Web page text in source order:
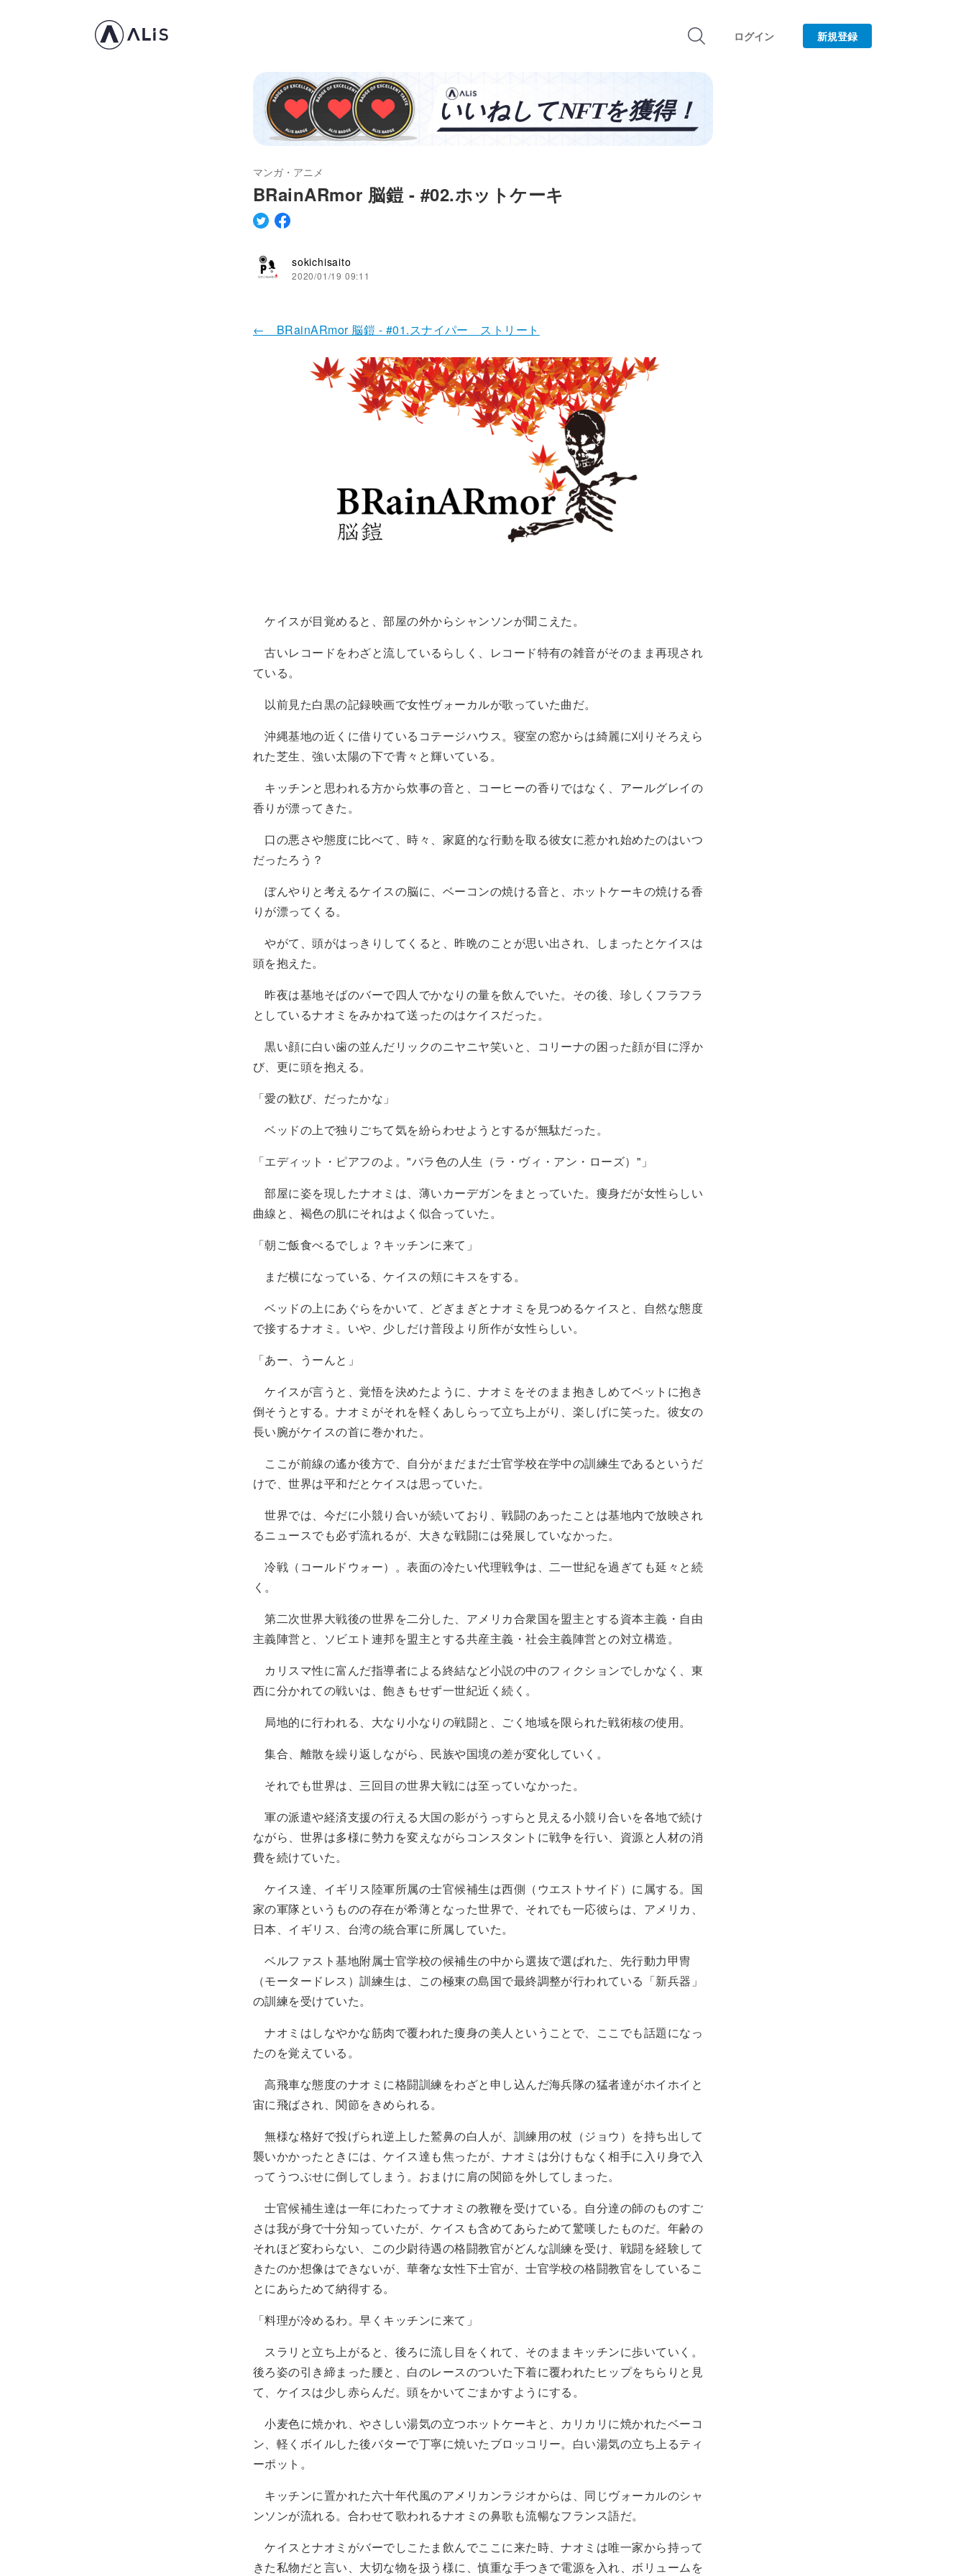
ログイン 新規登録
マンガ・アニメ
BRainARmor 脳鎧 - #02.ホットケーキ
sokichisaito
2020/01/19 09:11
← BRainARmor 脳鎧 - #01.スナイパー ストリート
ケイスが目覚めると、部屋の外からシャンソンが聞こえた。
古いレコードをわざと流しているらしく、レコード特有の雑音がそのまま再現され
ている。
以前見た白黒の記録映画で女性ヴォーカルが歌っていた曲だ。
沖縄基地の近くに借りているコテージハウス。寝室の窓からは綺麗に刈りそろえら
れた芝生、強い太陽の下で青々と輝いている。
キッチンと思われる方から炊事の音と、コーヒーの香りではなく、アールグレイの
香りが漂ってきた。
口の悪さや態度に比べて、時々、家庭的な行動を取る彼女に惹かれ始めたのはいつ
だったろう？
ぼんやりと考えるケイスの脳に、ベーコンの焼ける音と、ホットケーキの焼ける香
りが漂ってくる。
やがて、頭がはっきりしてくると、昨晩のことが思い出され、しまったとケイスは
頭を抱えた。
昨夜は基地そばのバーで四人でかなりの量を飲んでいた。その後、珍しくフラフラ
としているナオミをみかねて送ったのはケイスだった。
黒い顔に白い歯の並んだリックのニヤニヤ笑いと、コリーナの困った顔が目に浮か
び、更に頭を抱える。
「愛の歓び、だったかな」
ベッドの上で独りごちて気を紛らわせようとするが無駄だった。
「エディット・ピアフのよ。"バラ色の人生（ラ・ヴィ・アン・ローズ）"」
部屋に姿を現したナオミは、薄いカーデガンをまとっていた。痩身だが女性らしい
曲線と、褐色の肌にそれはよく似合っていた。
「朝ご飯食べるでしょ？キッチンに来て」
まだ横になっている、ケイスの頬にキスをする。
ベッドの上にあぐらをかいて、どぎまぎとナオミを見つめるケイスと、自然な態度
で接するナオミ。いや、少しだけ普段より所作が女性らしい。
「あー、うーんと」
ケイスが言うと、覚悟を決めたように、ナオミをそのまま抱きしめてベットに抱き
倒そうとする。ナオミがそれを軽くあしらって立ち上がり、楽しげに笑った。彼女の
長い腕がケイスの首に巻かれた。
ここが前線の遙か後方で、自分がまだまだ士官学校在学中の訓練生であるというだ
けで、世界は平和だとケイスは思っていた。
世界では、今だに小競り合いが続いており、戦闘のあったことは基地内で放映され
るニュースでも必ず流れるが、大きな戦闘には発展していなかった。
冷戦（コールドウォー）。表面の冷たい代理戦争は、二一世紀を過ぎても延々と続
く。
第二次世界大戦後の世界を二分した、アメリカ合衆国を盟主とする資本主義・自由
主義陣営と、ソビエト連邦を盟主とする共産主義・社会主義陣営との対立構造。
カリスマ性に富んだ指導者による終結など小説の中のフィクションでしかなく、東
西に分かれての戦いは、飽きもせず一世紀近く続く。
局地的に行われる、大なり小なりの戦闘と、ごく地域を限られた戦術核の使用。
集合、離散を繰り返しながら、民族や国境の差が変化していく。
それでも世界は、三回目の世界大戦には至っていなかった。
軍の派遣や経済支援の行える大国の影がうっすらと見える小競り合いを各地で続け
ながら、世界は多様に勢力を変えながらコンスタントに戦争を行い、資源と人材の消
費を続けていた。
ケイス達、イギリス陸軍所属の士官候補生は西側（ウエストサイド）に属する。国
家の軍隊というものの存在が希薄となった世界で、それでも一応彼らは、アメリカ、
日本、イギリス、台湾の統合軍に所属していた。
ベルファスト基地附属士官学校の候補生の中から選抜で選ばれた、先行動力甲冑
（モータードレス）訓練生は、この極東の島国で最終調整が行われている「新兵器」
の訓練を受けていた。
ナオミはしなやかな筋肉で覆われた痩身の美人ということで、ここでも話題になっ
たのを覚えている。
高飛車な態度のナオミに格闘訓練をわざと申し込んだ海兵隊の猛者達がホイホイと
宙に飛ばされ、関節をきめられる。
無様な格好で投げられ逆上した鷲鼻の白人が、訓練用の杖（ジョウ）を持ち出して
襲いかかったときには、ケイス達も焦ったが、ナオミは分けもなく相手に入り身で入
ってうつぶせに倒してしまう。おまけに肩の関節を外してしまった。
士官候補生達は一年にわたってナオミの教鞭を受けている。自分達の師のものすご
さは我が身で十分知っていたが、ケイスも含めてあらためて驚嘆したものだ。年齢の
それほど変わらない、この少尉待遇の格闘教官がどんな訓練を受け、戦闘を経験して
きたのか想像はできないが、華奢な女性下士官が、士官学校の格闘教官をしているこ
とにあらためて納得する。
「料理が冷めるわ。早くキッチンに来て」
スラリと立ち上がると、後ろに流し目をくれて、そのままキッチンに歩いていく。
後ろ姿の引き締まった腰と、白のレースのついた下着に覆われたヒップをちらりと見
て、ケイスは少し赤らんだ。頭をかいてごまかすようにする。
小麦色に焼かれ、やさしい湯気の立つホットケーキと、カリカリに焼かれたベーコ
ン、軽くボイルした後バターで丁寧に焼いたブロッコリー。白い湯気の立ち上るティ
ーポット。
キッチンに置かれた六十年代風のアメリカンラジオからは、同じヴォーカルのシャ
ンソンが流れる。合わせて歌われるナオミの鼻歌も流暢なフランス語だ。
ケイスとナオミがバーでしこたま飲んでここに来た時、ナオミは唯一家から持って
きた私物だと言い、大切な物を扱う様に、慎重な手つきで電源を入れ、ボリュームを